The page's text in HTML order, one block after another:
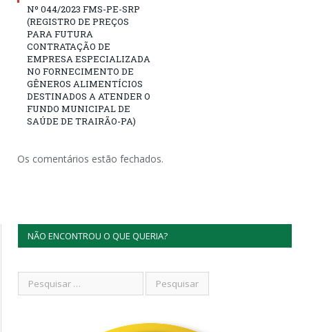
Nº 044/2023 FMS-PE-SRP
(REGISTRO DE PREÇOS
PARA FUTURA
CONTRATAÇÃO DE
EMPRESA ESPECIALIZADA
NO FORNECIMENTO DE
GÊNEROS ALIMENTÍCIOS
DESTINADOS A ATENDER O
FUNDO MUNICIPAL DE
SAÚDE DE TRAIRÃO-PA)
Os comentários estão fechados.
NÃO ENCONTROU O QUE QUERIA?